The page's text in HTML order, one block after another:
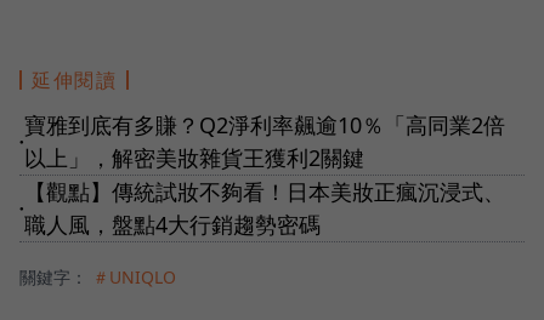
延伸閱讀
●
寶雅到底有多賺？Q2淨利率飆逾10％「高同業2倍
以上」，解密美妝雜貨王獲利2關鍵
●
【觀點】傳統試妝不夠看！日本美妝正瘋沉浸式、
職人風，盤點4大行銷趨勢密碼
關鍵字： ＃UNIQLO